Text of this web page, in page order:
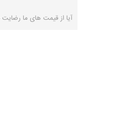
آیا از قیمت های ما رضایت